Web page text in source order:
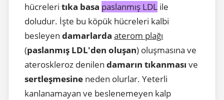
hücreleri tıka basa paslanmış LDL ile
doludur. İşte bu köpük hücreleri kalbi
besleyen damarlarda aterom plağı
(paslanmış LDL'den oluşan) oluşmasına ve
ateroskleroz denilen damarın tıkanması ve
sertleşmesine neden olurlar. Yeterli
kanlanamayan ve beslenemeyen kalp